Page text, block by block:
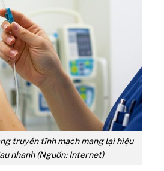
truyền tĩnh mạch mang lại hiệu
nhanh (Nguồn: Internet)